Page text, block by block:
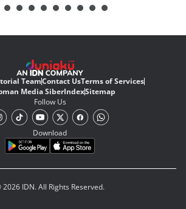
TeamContact UsTerms of Services
Media SiberIndexSitemap
Follow Us
Download
IDN. All Rights Reserved.